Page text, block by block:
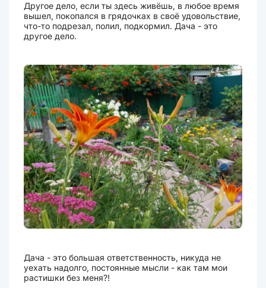
Другое дело, если ты здесь живёшь, в любое время
вышел, покопался в грядочках в своё удовольствие,
что-то подрезал, полил, подкормил. Дача - это
другое дело.
Дача - это большая ответственность, никуда не
уехать надолго, постоянные мысли - как там мои
растишки без меня?!